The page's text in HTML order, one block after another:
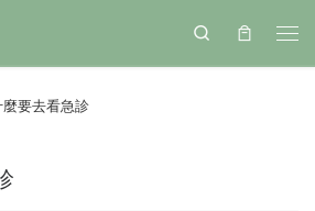
Search
麼要去看急診